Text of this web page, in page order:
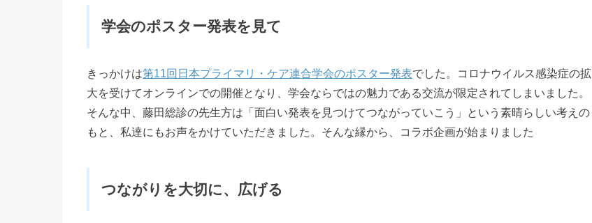
学会のポスター発表を見て
きっかけは第11回日本プライマリ・ケア連合学会のポスター発表でした。コロナウイルス感染症の拡
大を受けてオンラインでの開催となり、学会ならではの魅力である交流が限定されてしまいました。
そんな中、藤田総診の先生方は「面白い発表を見つけてつながっていこう」という素晴らしい考えの
もと、私達にもお声をかけていただきました。そんな縁から、コラボ企画が始まりました
つながりを大切に、広げる